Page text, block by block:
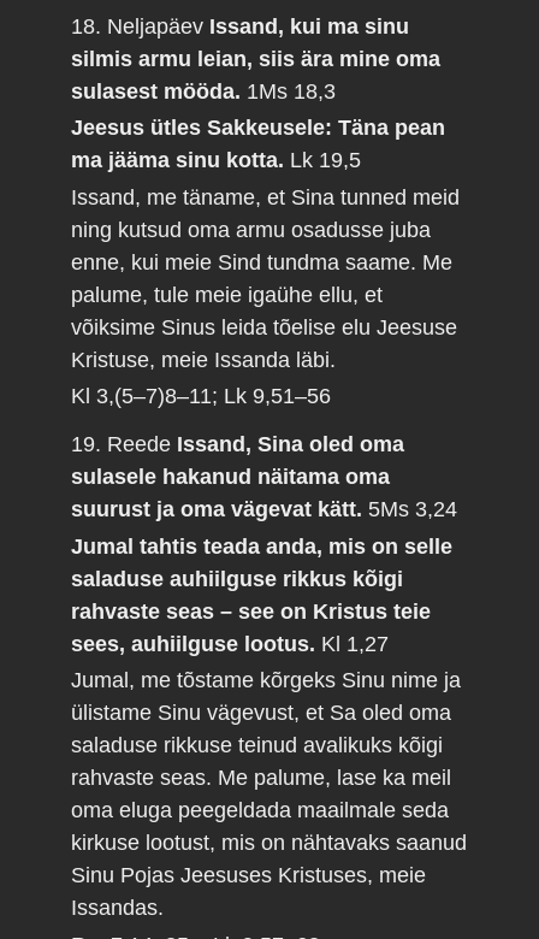
18. Neljapäev Issand, kui ma sinu
silmis armu leian, siis ära mine oma
sulasest mööda. 1Ms 18,3
Jeesus ütles Sakkeusele: Täna pean
ma jääma sinu kotta. Lk 19,5
Issand, me täname, et Sina tunned meid
ning kutsud oma armu osadusse juba
enne, kui meie Sind tundma saame. Me
palume, tule meie igaühe ellu, et
võiksime Sinus leida tõelise elu Jeesuse
Kristuse, meie Issanda läbi.
Kl 3,(5–7)8–11; Lk 9,51–56
19. Reede Issand, Sina oled oma
sulasele hakanud näitama oma
suurust ja oma vägevat kätt. 5Ms 3,24
Jumal tahtis teada anda, mis on selle
saladuse auhiilguse rikkus kõigi
rahvaste seas – see on Kristus teie
sees, auhiilguse lootus. Kl 1,27
Jumal, me tõstame kõrgeks Sinu nime ja
ülistame Sinu vägevust, et Sa oled oma
saladuse rikkuse teinud avalikuks kõigi
rahvaste seas. Me palume, lase ka meil
oma eluga peegeldada maailmale seda
kirkuse lootust, mis on nähtavaks saanud
Sinu Pojas Jeesuses Kristuses, meie
Issandas.